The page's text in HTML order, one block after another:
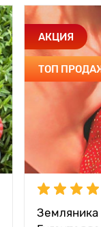
АКЦИЯ
ТОП
Земляника